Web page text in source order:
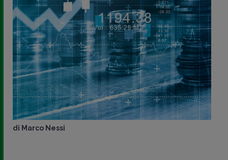
di Marco Nessi